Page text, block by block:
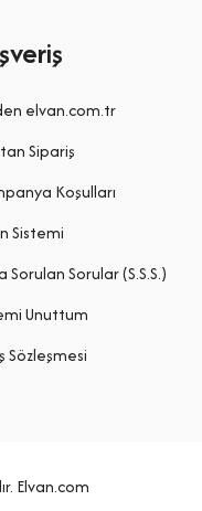
elvan.com.tr
Sipariş
Koşulları
Sistemi
Sorulan Sorular (S.S.S.)
Unuttum
Sözleşmesi
Elvan.com